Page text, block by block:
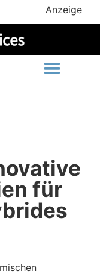
Anzeige
für